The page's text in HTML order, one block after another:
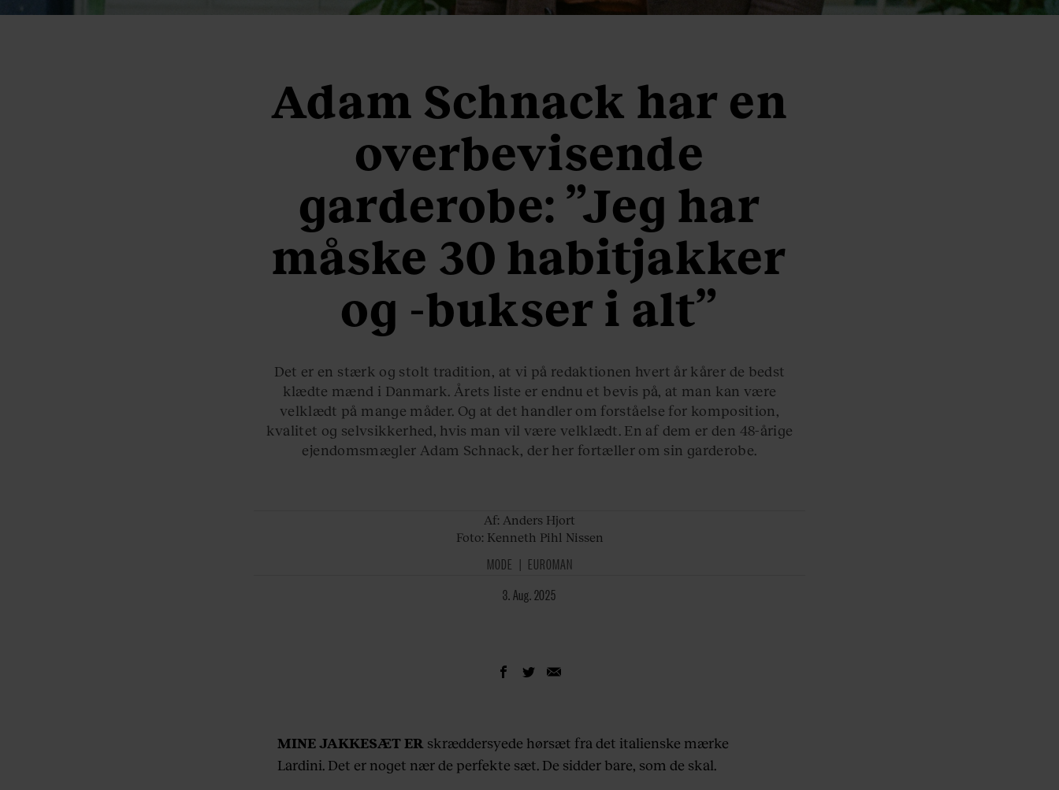
Adam Schnack har en
overbevisende
garderobe: ”Jeg har
måske 30 habitjakker
og -bukser i alt”
Det er en stærk og stolt tradition, at vi på redaktionen hvert år kårer de bedst
klædte mænd i Danmark. Årets liste er endnu et bevis på, at man kan være
velklædt på mange måder. Og at det handler om forståelse for komposition,
kvalitet og selvsikkerhed, hvis man vil være velklædt. En af dem er den 48-årige
ejendomsmægler Adam Schnack, der her fortæller om sin garderobe.
Af: Anders Hjort
Foto: Kenneth Pihl Nissen
MODE
EUROMAN
3. Aug. 2025
MINE JAKKESÆT ER skræddersyede hørsæt fra det italienske mærke
Lardini. Det er noget nær de perfekte sæt. De sidder bare, som de skal.